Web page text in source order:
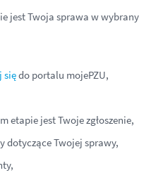
jest Twoja sprawa w wybrany
siędo portalu mojePZU,
etapie jest Twoje zgłoszenie,
dotyczące Twojej sprawy,